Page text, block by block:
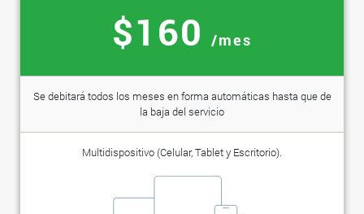
$160 /mes
Se debitará todos los meses en forma automáticas hasta que de
la baja del servicio
Multidispositivo (Celular, Tablet y Escritorio).